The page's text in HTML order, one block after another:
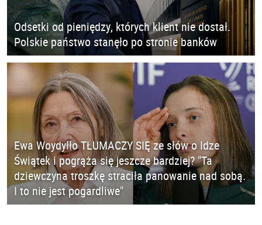
Odsetki od pieniędzy, których klient nie dostał.
Polskie państwo stanęło po stronie banków
Ewa Woydyłło TŁUMACZY SIĘ ze słów o Idze
Świątek i pogrąża się jeszcze bardziej? "Ta
dziewczyna troszkę straciła panowanie nad sobą.
I to nie jest pogardliwe"